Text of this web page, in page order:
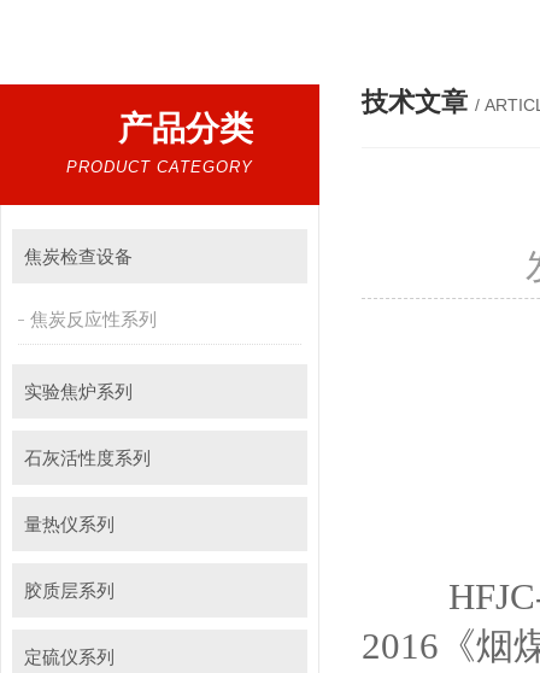
产品分类
PRODUCT CATEGORY
焦炭检查设备
焦炭反应性系列
实验焦炉系列
石灰活性度系列
量热仪系列
胶质层系列
定硫仪系列
技术文章 /
2016《烟